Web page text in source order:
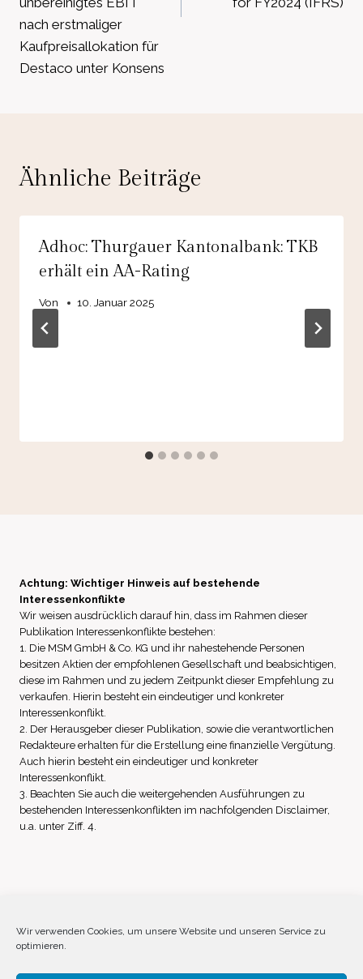
Wir verwenden Cookies, um unsere Website und unseren Service zu
optimieren.
nach erstmaliger
Kaufpreisallokation für
Destaco unter Konsens
Ähnliche Beiträge
Adhoc: Thurgauer Kantonalbank: TKB
erhält ein AA-Rating
Von 10. Januar 2025
Achtung: Wichtiger Hinweis auf bestehende
Interessenkonflikte
Wir weisen ausdrücklich darauf hin, dass im Rahmen dieser
Publikation Interessenkonflikte bestehen:
1. Die MSM GmbH & Co. KG und ihr nahestehende Personen
besitzen Aktien der empfohlenen Gesellschaft und beabsichtigen,
diese im Rahmen und zu jedem Zeitpunkt dieser Empfehlung zu
verkaufen. Hierin besteht ein eindeutiger und konkreter
Interessenkonflikt.
2. Der Herausgeber dieser Publikation, sowie die verantwortlichen
Redakteure erhalten für die Erstellung eine finanzielle Vergütung.
Auch hierin besteht ein eindeutiger und konkreter
Interessenkonflikt.
3. Beachten Sie auch die weitergehenden Ausführungen zu
bestehenden Interessenkonflikten im nachfolgenden Disclaimer,
u.a. unter Ziff. 4.
Impressum Datenschutz
Disclaimer